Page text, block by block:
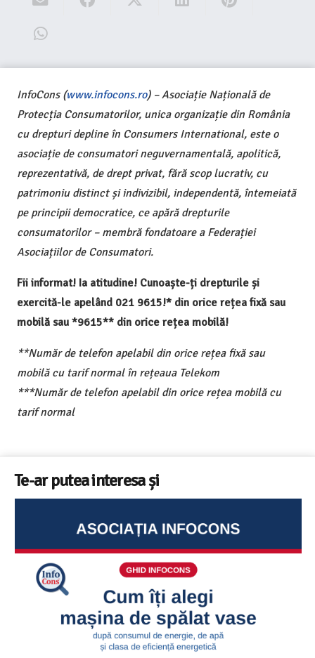
InfoCons (www.infocons.ro) – Asociație Națională de
Protecția Consumatorilor, unica organizație din România
cu drepturi depline în Consumers International, este o
asociație de consumatori neguvernamentală, apolitică,
reprezentativă, de drept privat, fără scop lucrativ, cu
patrimoniu distinct și indivizibil, independentă, întemeiată
pe principii democratice, ce apără drepturile
consumatorilor – membră fondatoare a Federației
Asociațiilor de Consumatori.
Fii informat! Ia atitudine! Cunoaște-ți drepturile și
exercită-le apelând 021 9615!* din orice rețea fixă sau
mobilă sau *9615** din orice rețea mobilă!
**Număr de telefon apelabil din orice rețea fixă sau
mobilă cu tarif normal în rețeaua Telekom
***Număr de telefon apelabil din orice rețea mobilă cu
tarif normal
Te-ar putea interesa și